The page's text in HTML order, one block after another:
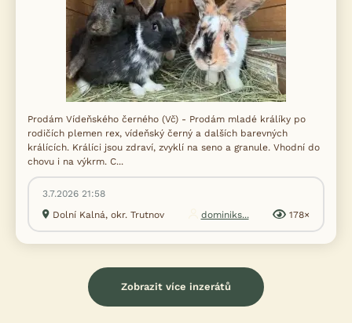
Prodám Vídeňského černého (Vč) - Prodám mladé králíky po
rodičích plemen rex, vídeňský černý a dalších barevných
králících. Králíci jsou zdraví, zvyklí na seno a granule. Vhodní do
chovu i na výkrm. C...
3.7.2026 21:58
Dolní Kalná, okr. Trutnov
dominiks... 178×
Zobrazit více inzerátů